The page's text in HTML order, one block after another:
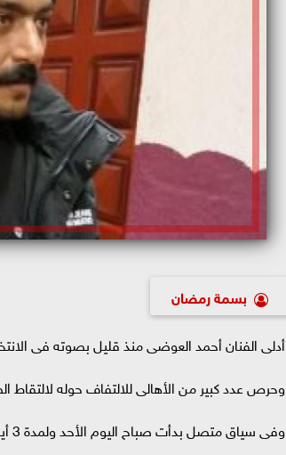
بسمة رمضان
أدلى الفنان أحمد العوضى منذ قليل بصوته فى
وحرص عدد كبير من الأهالى للالتفاف حوله لالتقاط
وفى سياق متصل بدأت صباح اليوم الأحد ولمدة 3 أيام فعاليات الإدلاء بالأصوات فى الانتخابات الرئاسية 2024.